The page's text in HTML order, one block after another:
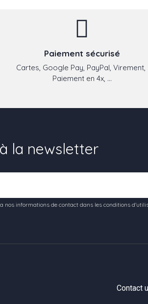
Paiement sécurisé
Cartes, Google Pay, PayPal, Virement,
Paiement en 4x, ...
la newsletter
nos informations de contact dans les conditions
Contact